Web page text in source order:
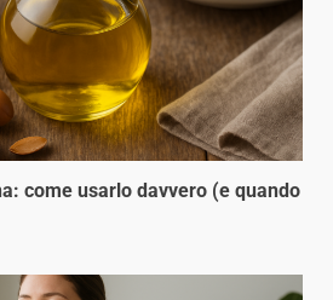
come usarlo davvero (e quando